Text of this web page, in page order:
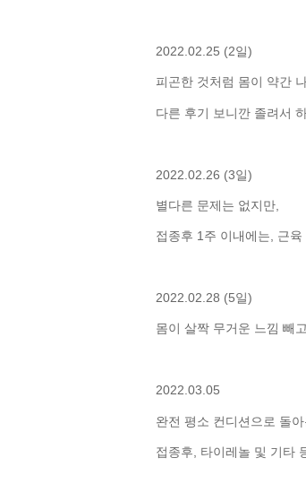
2022.02.25 (2일)
피곤한 것처럼 몸이 약간
다른 후기 보니깐 졸려서
2022.02.26 (3일)
별다른 문제는 없지만,
접종후 1주 이내에는, 근
2022.02.28 (5일)
몸이 살짝 무거운 느낌 빼
2022.03.05
완전 평소 컨디션으로 돌
접종후, 타이레놀 및 기타